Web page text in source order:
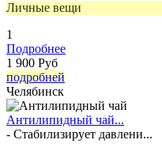
Личные вещи
1
Подробнее
1 900 Руб
подробней
Челябинск
Антилипидный чай...
- Стабилизирует давлени...